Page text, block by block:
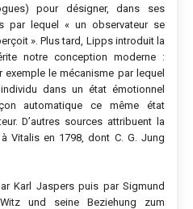
pour désigner, dans ses
par lequel « un observateur se
». Plus tard, Lipps introduit la
notre conception moderne :
exemple le mécanisme par lequel
dans un état émotionnel
automatique ce même état
D’autres sources attribuent la
Vitalis en 1798, dont C. G. Jung
Karl Jaspers puis par Sigmund
und seine Beziehung zum